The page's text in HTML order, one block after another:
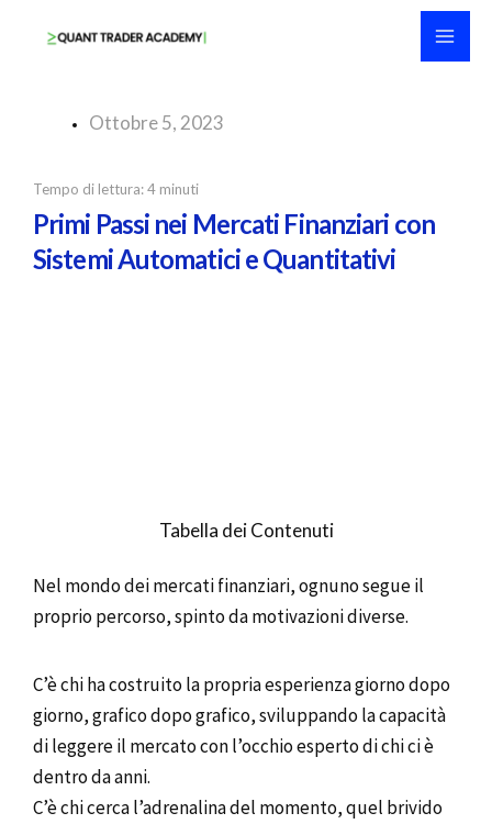
Ottobre 5, 2023
Tempo di lettura:4 minuti
Primi Passi nei Mercati Finanziari con
Sistemi Automatici e Quantitativi
Tabella dei Contenuti
Nel mondo dei mercati finanziari, ognuno segue il
proprio percorso, spinto da motivazioni diverse.
C’è chi ha costruito la propria esperienza giorno dopo
giorno, grafico dopo grafico, sviluppando la capacità
di leggere il mercato con l’occhio esperto di chi ci è
dentro da anni.
C’è chi cerca l’adrenalina del momento, quel brivido